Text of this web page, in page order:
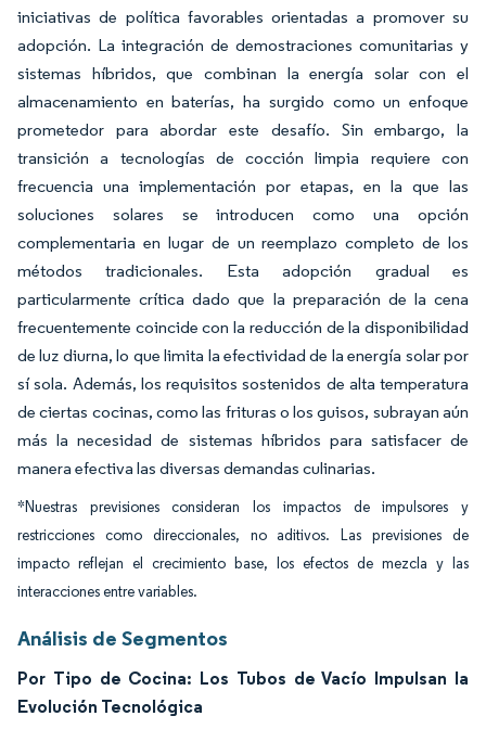
iniciativas de política favorables orientadas a promover su
adopción. La integración de demostraciones comunitarias y
sistemas híbridos, que combinan la energía solar con el
almacenamiento en baterías, ha surgido como un enfoque
prometedor para abordar este desafío. Sin embargo, la
transición a tecnologías de cocción limpia requiere con
frecuencia una implementación por etapas, en la que las
soluciones solares se introducen como una opción
complementaria en lugar de un reemplazo completo de los
métodos tradicionales. Esta adopción gradual es
particularmente crítica dado que la preparación de la cena
frecuentemente coincide con la reducción de la disponibilidad
de luz diurna, lo que limita la efectividad de la energía solar por
sí sola. Además, los requisitos sostenidos de alta temperatura
de ciertas cocinas, como las frituras o los guisos, subrayan aún
más la necesidad de sistemas híbridos para satisfacer de
manera efectiva las diversas demandas culinarias.
*Nuestras previsiones consideran los impactos de impulsores y
restricciones como direccionales, no aditivos. Las previsiones de
impacto reflejan el crecimiento base, los efectos de mezcla y las
interacciones entre variables.
Análisis de Segmentos
Por Tipo de Cocina: Los Tubos de Vacío Impulsan la
Evolución Tecnológica